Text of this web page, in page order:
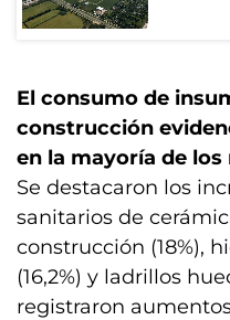
El consumo de
construcción
en la mayoría de
Se destacaron los
sanitarios de
construcción (18%),
(16,2%) y ladrillos
registraron